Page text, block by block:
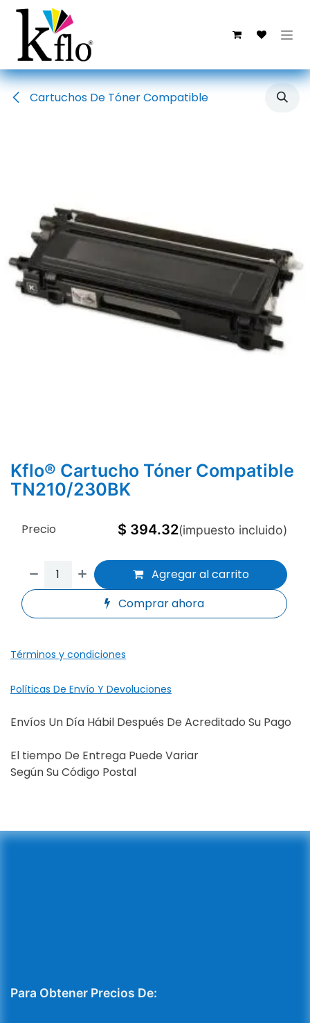
Ir al contenido
Cartuchos De Tóner Compatible
Kflo® Cartucho Tóner Compatible
TN210/230BK
Agregar al carrito
Comprar ahora
Precio $ 394.32(impuesto incluido)
Términos y condiciones
Políticas De Envío Y Devoluciones
Envíos Un Día Hábil Después De Acreditado Su Pago
El tiempo De Entrega Puede Variar
Según Su Código Postal
Para Obtener Precios De: